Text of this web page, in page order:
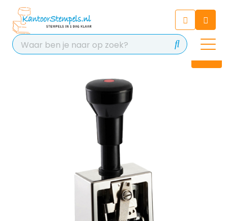
Chat 24/7 met onze chatbot
voor hulp
Contact